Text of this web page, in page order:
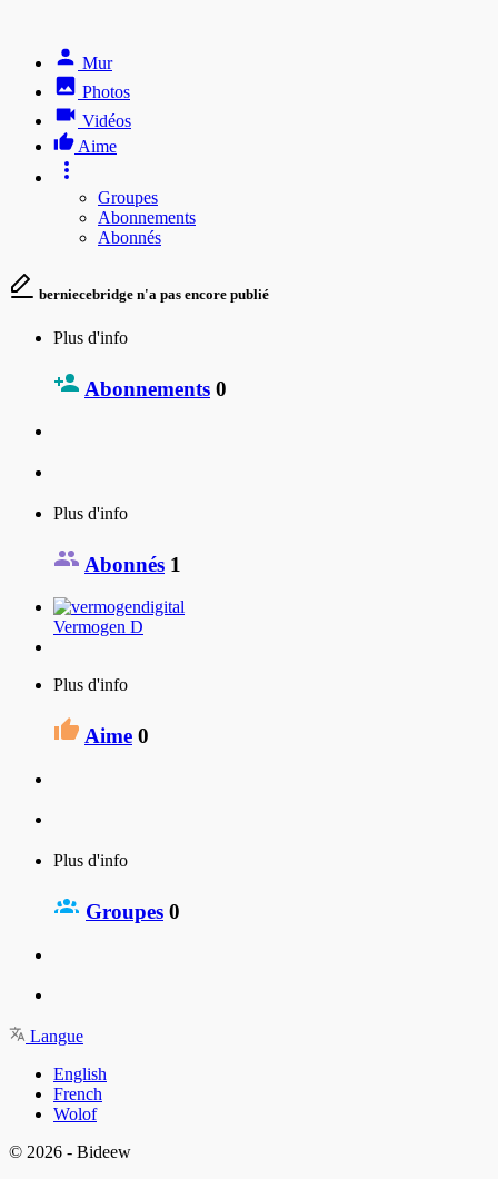
Mur
Photos
Vidéos
Aime
Groupes
Abonnements
Abonnés
berniecebridge n'a pas encore publié
Plus d'info
Abonnements 0
Plus d'info
Abonnés 1
Vermogen D
Plus d'info
Aime 0
Plus d'info
Groupes 0
Langue
English
French
Wolof
© 2026 - Bideew